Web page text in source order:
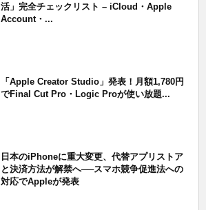
活」完全チェックリスト – iCloud・Apple
Account・...
「Apple Creator Studio」発表！月額1,780円
でFinal Cut Pro・Logic Proが使い放題...
日本のiPhoneに重大変更、代替アプリストア
と決済方法が解禁へ──スマホ競争促進法への
対応でAppleが発表